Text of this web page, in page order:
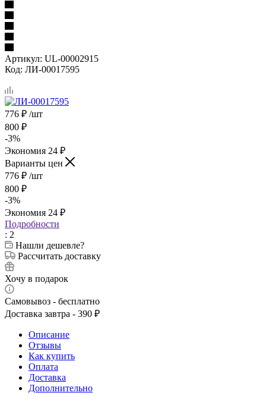
Артикул: UL-00002915
Код: ЛИ-00017595
776 ₽ /шт
800 ₽
-3%
Экономия 24 ₽
Варианты цен
776 ₽ /шт
800 ₽
-3%
Экономия 24 ₽
Подробности
: 2
Нашли дешевле?
Рассчитать доставку
Хочу в подарок
Самовывоз - бесплатно
Доставка завтра - 390 ₽
Описание
Отзывы
Как купить
Оплата
Доставка
Дополнительно